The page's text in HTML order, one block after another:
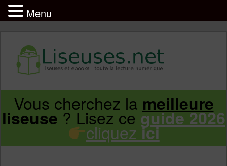
Infos sur les liseuses Kindle, Kobo,
Vivlio, Pocketbook
Aller
Aller
Vous cherchez la meilleure
liseuse? Lisez ceguide 2026
cliquez ici
Menu